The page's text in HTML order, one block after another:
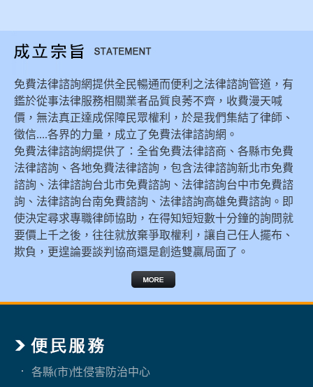
免費法律諮詢網提供全民暢通而便利之法律諮詢管道，有
鑑於從事法律服務相關業者品質良莠不齊，收費漫天喊
價，無法真正達成保障民眾權利，於是我們集結了律師、
徵信....各界的力量，成立了免費法律諮詢網。
免費法律諮詢網提供了：全省免費法律諮商、各縣市免費
法律諮詢、各地免費法律諮詢，包含法律諮詢新北市免費
諮詢、法律諮詢台北市免費諮詢、法律諮詢台中市免費諮
詢、法律諮詢台南免費諮詢、法律諮詢高雄免費諮詢。即
使決定尋求專職律師協助，在得知短短數十分鐘的詢問就
要價上千之後，往往就放棄爭取權利，讓自己任人擺布、
欺負，更遑論要談判協商還是創造雙贏局面了。
各縣(市)性侵害防治中心